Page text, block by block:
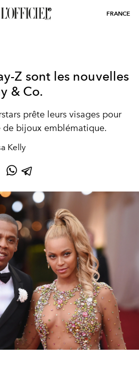
FRANCE
Z sont les nouvelles
& Co.
prête leurs visages pour
de bijoux emblématique.
Kelly